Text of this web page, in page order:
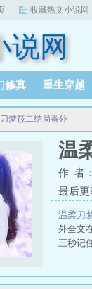
收藏热文小说网
说网
修真 重生穿越
梦筱二结局番外
温
作 者
最后更
温柔刀
外全文
三秒记